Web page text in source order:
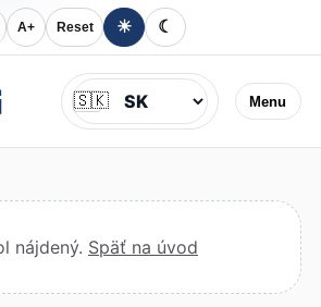
A+ Reset ☀ ☾
Menu
Jazyk
🇸🇰
nájdený. Späť na úvod